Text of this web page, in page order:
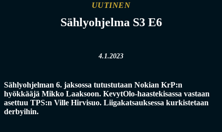
UUTINEN
Sählyohjelma S3 E6
4.1.2023
Sählyohjelman 6. jaksossa tutustutaan Nokian KrP:n
hyökkääjä Mikko Laaksoon. KevytOlo-haastekisassa vastaan
asettuu TPS:n Ville Hirvisuo. Liigakatsauksessa kurkistetaan
derbyihin.